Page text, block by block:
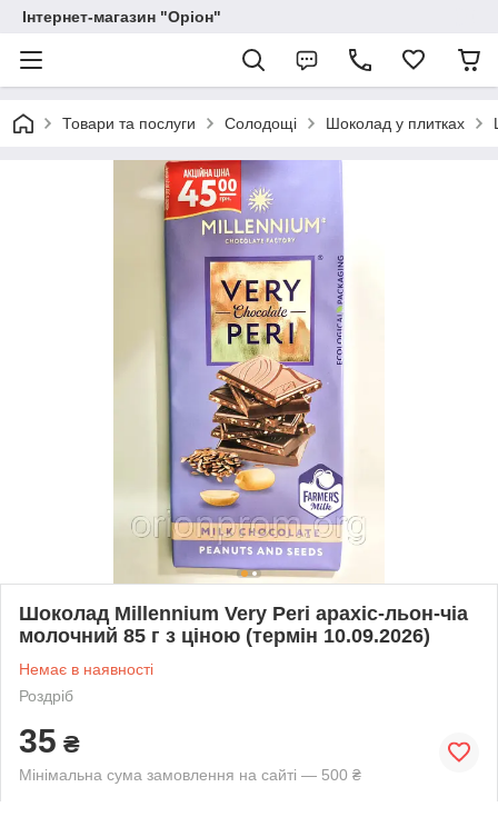
Інтернет-магазин "Оріон"
Товари та послуги Солодощі Шоколад у плитках
Шоколад Millennium Very Peri арахіс-льон-чіа
молочний 85 г з ціною (термін 10.09.2026)
Немає в наявності
Роздріб
35 ₴
Мінімальна сума замовлення на сайті — 500 ₴